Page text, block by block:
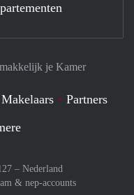
je Kamer
Partners
– Nederland
& nep-accounts